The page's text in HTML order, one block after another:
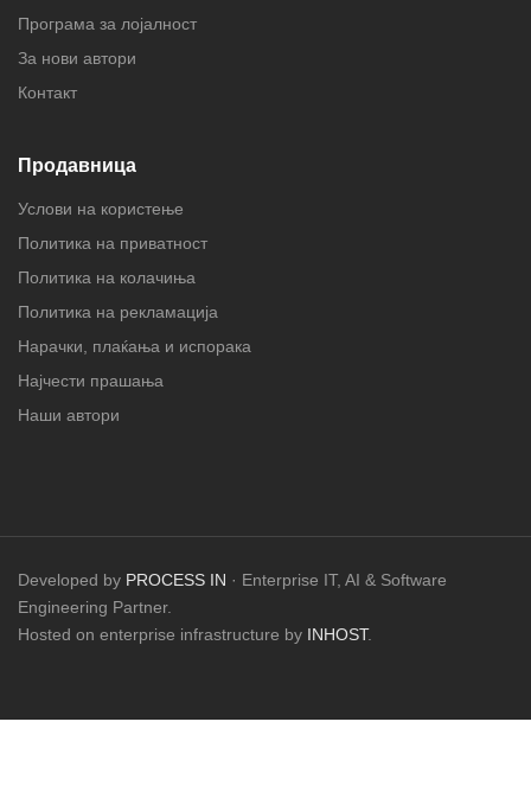
Програма за лојалност
За нови автори
Контакт
Продавница
Услови на користење
Политика на приватност
Политика на колачиња
Политика на рекламација
Нарачки, плаќања и испорака
Најчести прашања
Наши автори
Developed by PROCESS IN · Enterprise IT, AI & Software
Engineering Partner.
Hosted on enterprise infrastructure by INHOST.